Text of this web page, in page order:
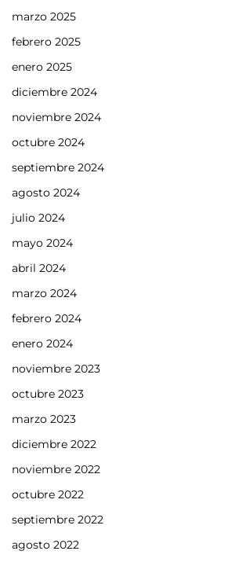
marzo 2025
febrero 2025
enero 2025
diciembre 2024
noviembre 2024
octubre 2024
septiembre 2024
agosto 2024
julio 2024
mayo 2024
abril 2024
marzo 2024
febrero 2024
enero 2024
noviembre 2023
octubre 2023
marzo 2023
diciembre 2022
noviembre 2022
octubre 2022
septiembre 2022
agosto 2022